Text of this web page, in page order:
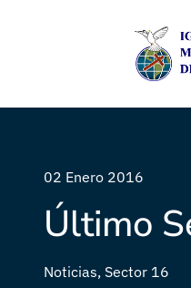
02 Enero 2016
Último
Noticias, Sector 16